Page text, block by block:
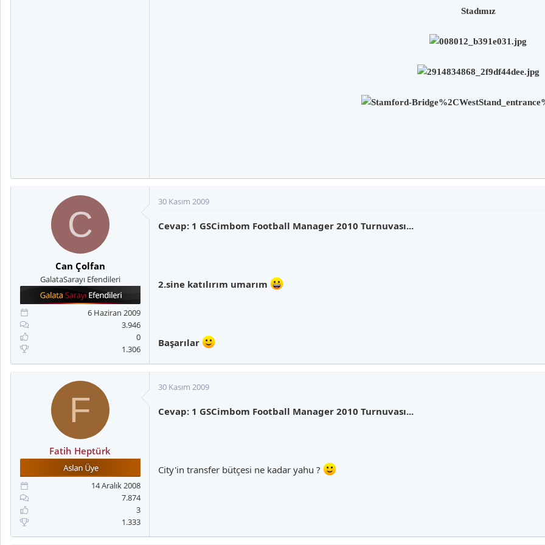
Stadımız
C
Can Çolfan
GalataSarayı Efendileri
6 Haziran 2009
3.946
0
1.306
30 Kasım 2009
Cevap: 1 GSCimbom Football Manager 2010 Turnuvası...
2.sine katılırım umarım
Başarılar
F
Fatih Heptürk
14 Aralık 2008
7.874
3
1.333
30 Kasım 2009
Cevap: 1 GSCimbom Football Manager 2010 Turnuvası...
City'in transfer bütçesi ne kadar yahu ?